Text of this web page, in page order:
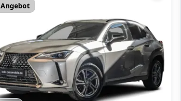
Angebot